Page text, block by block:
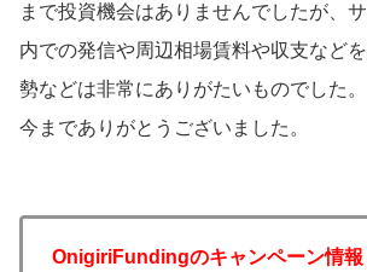
まで投資機会はありませんでしたが、
内での発信や周辺相場賃料や収支など
勢などは非常にありがたいものでした。
今までありがとうございました。
OnigiriFundingのキャンペーン情報